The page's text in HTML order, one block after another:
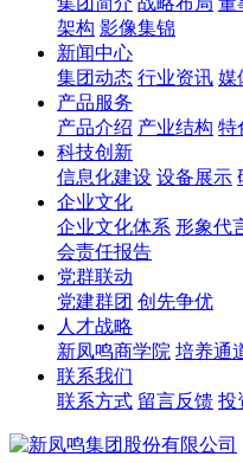
架构 影像集锦
新闻中心
集团动态 行业资讯 媒
产品服务
产品介绍 产业结构 特
科技创新
信息化建设 设备展示
企业文化
企业文化体系 形象代
会责任报告
党群联动
党建群团 创先争优
人才战略
新凤鸣商学院 培养通
联系我们
联系方式 留言反馈 投